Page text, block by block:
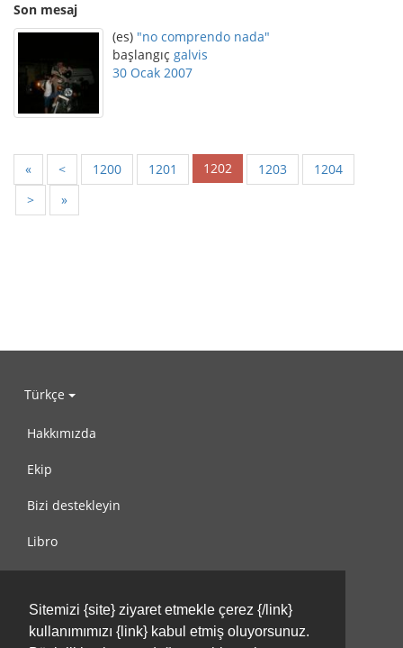
Sitemizi {site} ziyaret etmekle çerez {/link}
kullanımımızı {link} kabul etmiş oluyorsunuz.
Son mesaj
(es) "no comprendo nada"
başlangıç galvis
30 Ocak 2007
« < 1200 1201 1202 1203
1204
>
»
Türkçe
Hakkımızda
Ekip
Bizi destekleyin
Libro
Kullanım Koşulları